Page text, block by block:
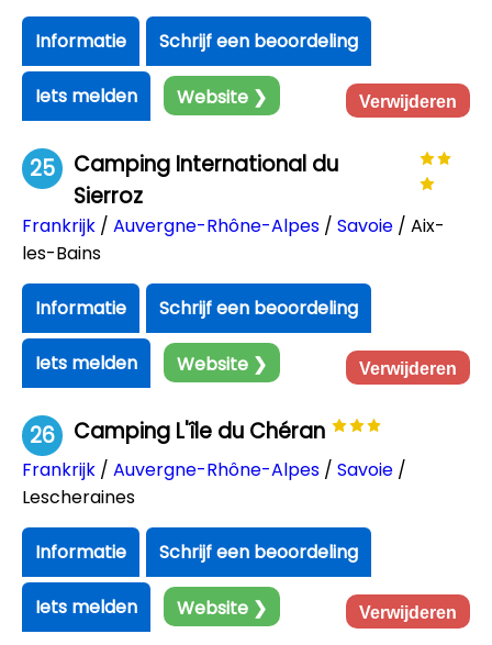
Informatie Schrijf een beoordeling
Iets melden Website ❯ Verwijderen
25
Camping International du
Sierroz
Frankrijk / Auvergne-Rhône-Alpes / Savoie / Aix-
les-Bains
Informatie Schrijf een beoordeling
Iets melden Website ❯ Verwijderen
26 Camping L'île du Chéran
Frankrijk / Auvergne-Rhône-Alpes / Savoie /
Lescheraines
Informatie Schrijf een beoordeling
Iets melden Website ❯ Verwijderen